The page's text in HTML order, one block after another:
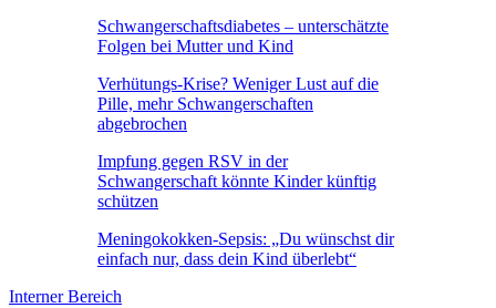
Schwangerschaftsdiabetes – unterschätzte
Folgen bei Mutter und Kind
Verhütungs-Krise? Weniger Lust auf die
Pille, mehr Schwangerschaften
abgebrochen
Impfung gegen RSV in der
Schwangerschaft könnte Kinder künftig
schützen
Meningokokken-Sepsis: „Du wünschst dir
einfach nur, dass dein Kind überlebt“
Interner Bereich